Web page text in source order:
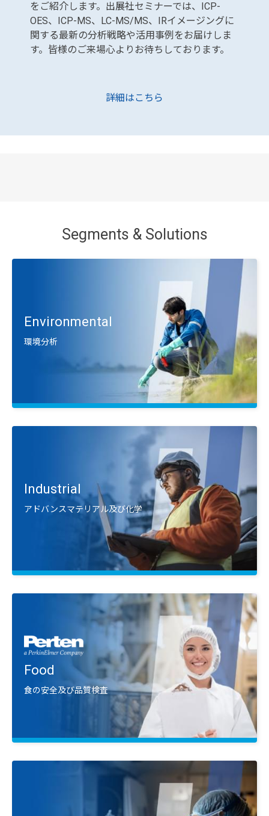
をご紹介します。出展社セミナーでは、ICP-
OES、ICP-MS、LC-MS/MS、IRイメージングに
関する最新の分析戦略や活用事例をお届けしま
す。皆様のご来場心よりお待ちしております。
詳細はこちら
資料請求・お問い合わせ
Segments & Solutions
Environmental
Industrial
アドバンスマテリアル及び化学